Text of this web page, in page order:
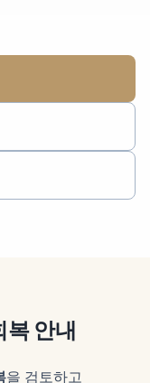
복안내
을 검토하고